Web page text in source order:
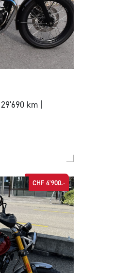
km |
CHF 4'900.-